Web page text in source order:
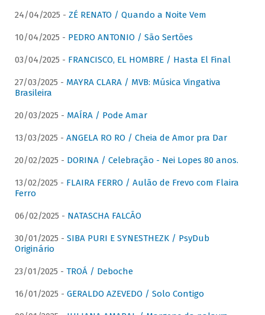
24/04/2025 - ZÉ RENATO / Quando a Noite Vem
10/04/2025 - PEDRO ANTONIO / São Sertões
03/04/2025 - FRANCISCO, EL HOMBRE / Hasta El Final
27/03/2025 - MAYRA CLARA / MVB: Música Vingativa
Brasileira
20/03/2025 - MAÍRA / Pode Amar
13/03/2025 - ANGELA RO RO / Cheia de Amor pra Dar
20/02/2025 - DORINA / Celebração - Nei Lopes 80 anos.
13/02/2025 - FLAIRA FERRO / Aulão de Frevo com Flaira
Ferro
06/02/2025 - NATASCHA FALCÃO
30/01/2025 - SIBA PURI E SYNESTHEZK / PsyDub
Originário
23/01/2025 - TROÁ / Deboche
16/01/2025 - GERALDO AZEVEDO / Solo Contigo